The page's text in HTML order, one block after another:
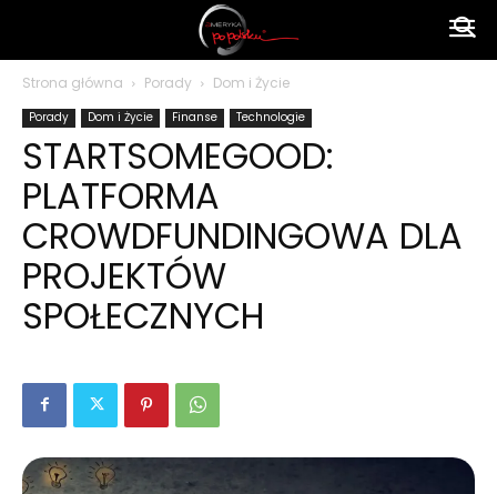
polsku
Strona główna Porady Dom i Życie
Porady Dom i Życie Finanse Technologie
STARTSOMEGOOD:
PLATFORMA
CROWDFUNDINGOWA DLA
PROJEKTÓW
SPOŁECZNYCH